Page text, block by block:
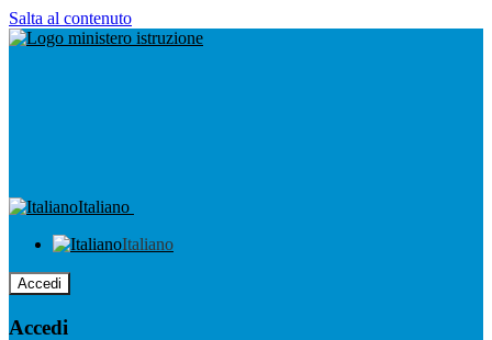
Salta al contenuto
Italiano
Italiano
Accedi
Accedi